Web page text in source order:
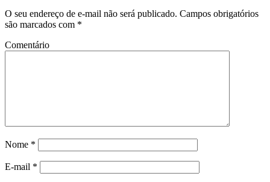
O seu endereço de e-mail não será publicado. Campos obrigatórios
são marcados com *
Comentário
Nome *
E-mail *